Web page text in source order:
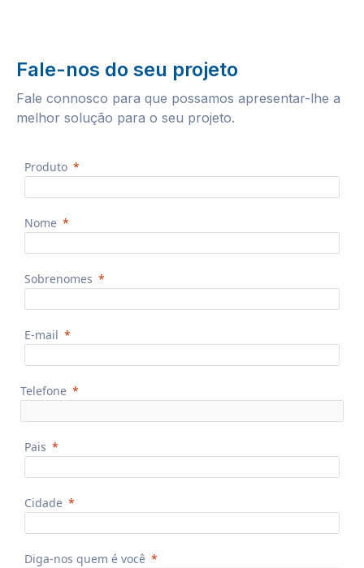
Fale-nos do seu projeto
Fale connosco para que possamos apresentar-lhe a
melhor solução para o seu projeto.
Produto
Nome
Sobrenomes
E-mail
Telefone
Pais
Cidade
Diga-nos quem é você